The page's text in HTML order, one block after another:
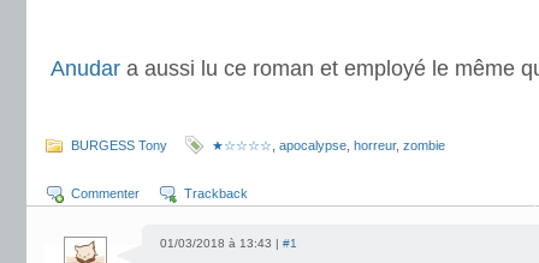
Anudar a aussi lu ce roman et employé le même
BURGESS Tony ★☆☆☆☆ apocalypse horreur, zombie
Commenter Trackback
01/03/2018 à 13:43 | #1